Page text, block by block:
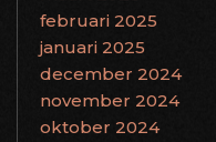
februari 2025
januari 2025
december 2024
november 2024
oktober 2024